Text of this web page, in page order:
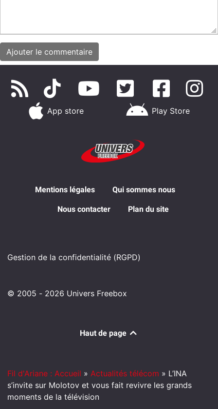
App store Play Store
Mentions légales Qui sommes nous
Nous contacter Plan du site
Gestion de la confidentialité (RGPD)
© 2005 - 2026 Univers Freebox
Haut de page
Fil d'Ariane : Accueil » Actualités télécom » L’INA
s’invite sur Molotov et vous fait revivre les grands
moments de la télévision